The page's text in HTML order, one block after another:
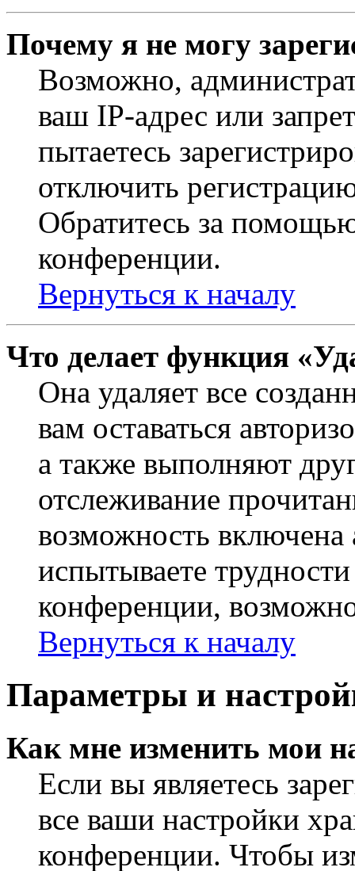
Почему я не могу
Возможно,
ваш IP-адрес или
пытаетесь
отключить
Обратитесь за
конференции.
Вернуться к началу
Что делает функция
Она удаляет все
вам оставаться
а также выполняют
отслеживание
возможность
испытываете
конференции,
Вернуться к началу
Параметры и
Как мне изменить мои
Если вы являетесь
все ваши настройки
конференции. Чтобы